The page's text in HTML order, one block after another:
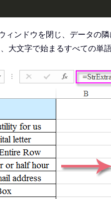
ィンドウを閉じ、データの
大文字で始まるすべての単